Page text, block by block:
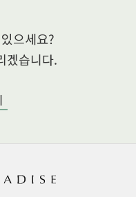
으세요?
겠습니다.